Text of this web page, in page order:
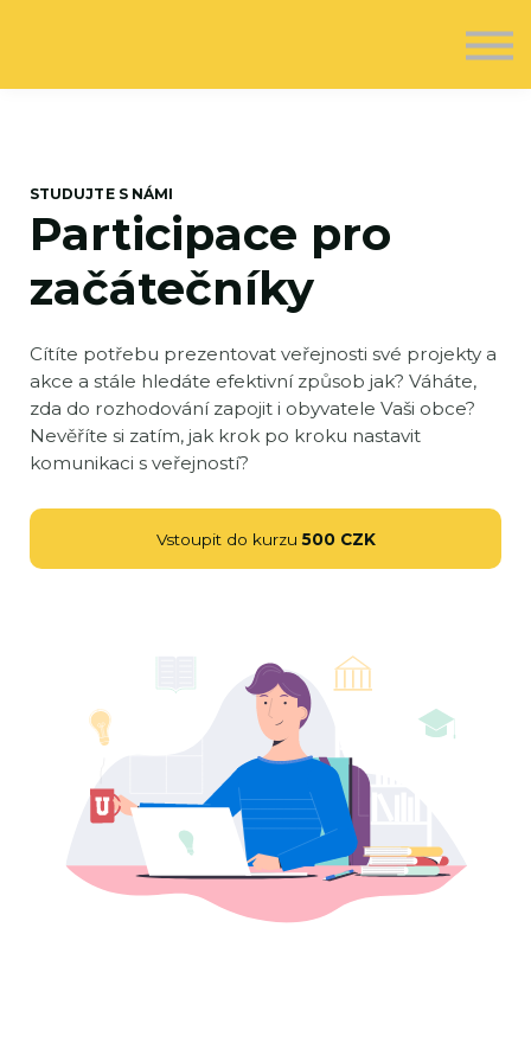
STUDUJTE S NÁMI
Participace pro
začátečníky
Cítíte potřebu prezentovat veřejnosti své projekty a
akce a stále hledáte efektivní způsob jak? Váháte,
zda do rozhodování zapojit i obyvatele Vaši obce?
Nevěříte si zatím, jak krok po kroku nastavit
komunikaci s veřejností?
Vstoupit do kurzu 500 CZK